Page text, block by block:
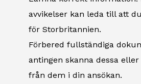
avvikelser kan leda till att
för Storbritannien.
Förbered fullständiga
antingen skanna dessa
från dem i din ansökan.